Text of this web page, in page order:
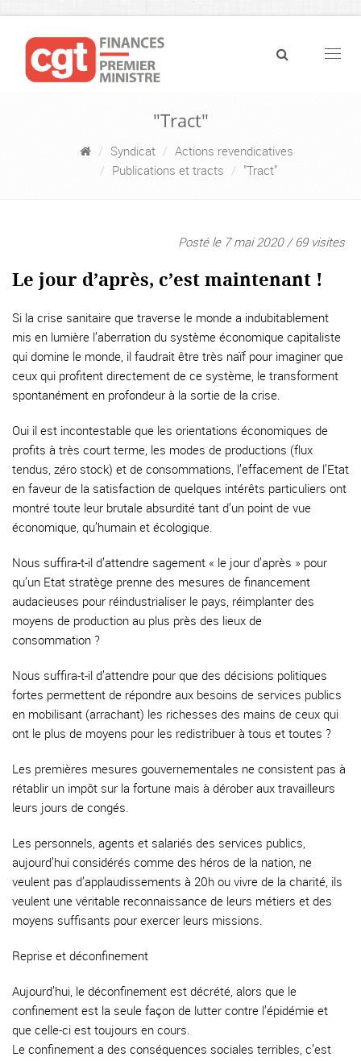
"Tract"
Syndicat
Actions revendicatives
Publications et tracts
"Tract"
Posté le 7 mai 2020 / 69 visites
Le jour d’après, c’est maintenant !
Si la crise sanitaire que traverse le monde a indubitablement
mis en lumière l’aberration du système économique capitaliste
qui domine le monde, il faudrait être très naïf pour imaginer que
ceux qui profitent directement de ce système, le transforment
spontanément en profondeur à la sortie de la crise.
Oui il est incontestable que les orientations économiques de
profits à très court terme, les modes de productions (flux
tendus, zéro stock) et de consommations, l’effacement de l’Etat
en faveur de la satisfaction de quelques intérêts particuliers ont
montré toute leur brutale absurdité tant d’un point de vue
économique, qu’humain et écologique.
Nous suffira-t-il d’attendre sagement « le jour d’après » pour
qu’un Etat stratège prenne des mesures de financement
audacieuses pour réindustrialiser le pays, réimplanter des
moyens de production au plus près des lieux de
consommation ?
Nous suffira-t-il d’attendre pour que des décisions politiques
fortes permettent de répondre aux besoins de services publics
en mobilisant (arrachant) les richesses des mains de ceux qui
ont le plus de moyens pour les redistribuer à tous et toutes ?
Les premières mesures gouvernementales ne consistent pas à
rétablir un impôt sur la fortune mais à dérober aux travailleurs
leurs jours de congés.
Les personnels, agents et salariés des services publics,
aujourd’hui considérés comme des héros de la nation, ne
veulent pas d’applaudissements à 20h ou vivre de la charité, ils
veulent une véritable reconnaissance de leurs métiers et des
moyens suffisants pour exercer leurs missions.
Reprise et déconfinement
Aujourd’hui, le déconfinement est décrété, alors que le
confinement est la seule façon de lutter contre l’épidémie et
que celle-ci est toujours en cours.
Le confinement a des conséquences sociales terribles, c’est